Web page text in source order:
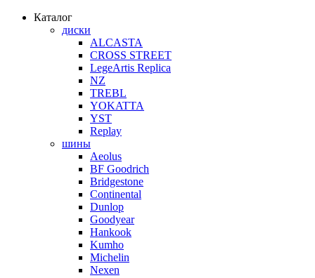
Каталог
диски
ALCASTA
CROSS STREET
LegeArtis Replica
NZ
TREBL
YOKATTA
YST
Replay
шины
Aeolus
BF Goodrich
Bridgestone
Continental
Dunlop
Goodyear
Hankook
Kumho
Michelin
Nexen